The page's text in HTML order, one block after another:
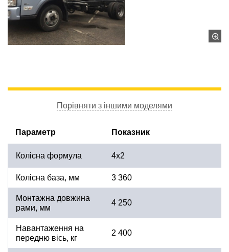
Порівняти з іншими моделями
Параметр Показник
Колісна формула 4х2
Колісна база, мм 3 360
Монтажна довжина
рами, мм
4 250
Навантаження на
передню вісь, кг
2 400